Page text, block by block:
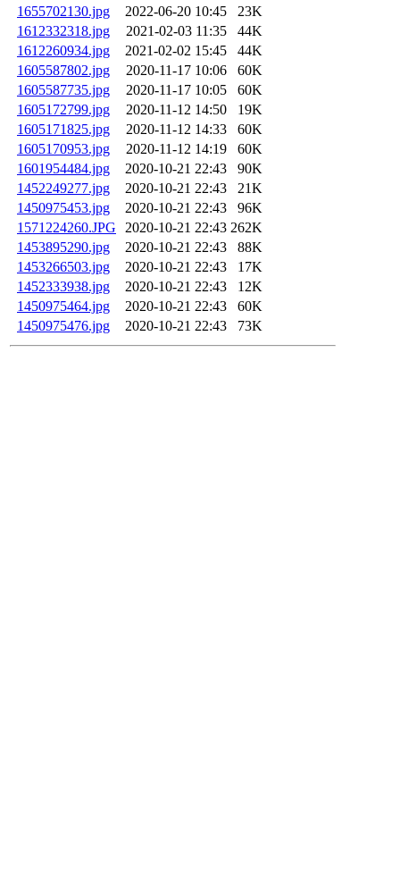
1655702130.jpg
2022-06-20 10:45
23K
1612332318.jpg
2021-02-03 11:35
44K
1612260934.jpg
2021-02-02 15:45
44K
1605587802.jpg
2020-11-17 10:06
60K
1605587735.jpg
2020-11-17 10:05
60K
1605172799.jpg
2020-11-12 14:50
19K
1605171825.jpg
2020-11-12 14:33
60K
1605170953.jpg
2020-11-12 14:19
60K
1601954484.jpg
2020-10-21 22:43
90K
1452249277.jpg
2020-10-21 22:43
21K
1450975453.jpg
2020-10-21 22:43
96K
1571224260.JPG
2020-10-21 22:43 262K
1453895290.jpg
2020-10-21 22:43
88K
1453266503.jpg
2020-10-21 22:43
17K
1452333938.jpg
2020-10-21 22:43
12K
1450975464.jpg
2020-10-21 22:43
60K
1450975476.jpg
2020-10-21 22:43 73K